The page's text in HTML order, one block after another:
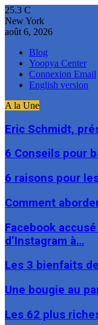
25.3 C
New York
août 6, 2026
Blog
Yoopya Center
Connexion Email
English version
A la Une
Eric Schmidt,
6 Conseils pour
6 raisons pour
Comment
Facebook
d’Instagram à…
Les 3 bienfaits
Une bougie au
Les 62 plus